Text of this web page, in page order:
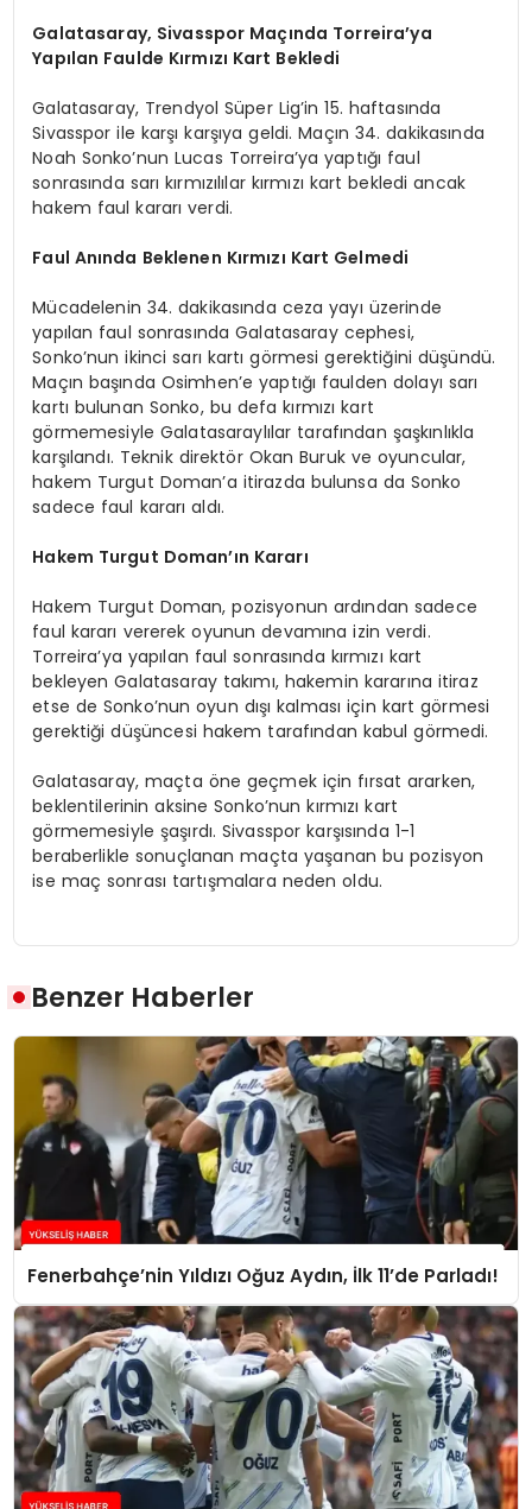
Galatasaray, Sivasspor Maçında Torreira’ya
Yapılan Faulde Kırmızı Kart Bekledi
Galatasaray, Trendyol Süper Lig’in 15. haftasında
Sivasspor ile karşı karşıya geldi. Maçın 34. dakikasında
Noah Sonko’nun Lucas Torreira’ya yaptığı faul
sonrasında sarı kırmızılılar kırmızı kart bekledi ancak
hakem faul kararı verdi.
Faul Anında Beklenen Kırmızı Kart Gelmedi
Mücadelenin 34. dakikasında ceza yayı üzerinde
yapılan faul sonrasında Galatasaray cephesi,
Sonko’nun ikinci sarı kartı görmesi gerektiğini düşündü.
Maçın başında Osimhen’e yaptığı faulden dolayı sarı
kartı bulunan Sonko, bu defa kırmızı kart
görmemesiyle Galatasaraylılar tarafından şaşkınlıkla
karşılandı. Teknik direktör Okan Buruk ve oyuncular,
hakem Turgut Doman’a itirazda bulunsa da Sonko
sadece faul kararı aldı.
Hakem Turgut Doman’ın Kararı
Hakem Turgut Doman, pozisyonun ardından sadece
faul kararı vererek oyunun devamına izin verdi.
Torreira’ya yapılan faul sonrasında kırmızı kart
bekleyen Galatasaray takımı, hakemin kararına itiraz
etse de Sonko’nun oyun dışı kalması için kart görmesi
gerektiği düşüncesi hakem tarafından kabul görmedi.
Galatasaray, maçta öne geçmek için fırsat ararken,
beklentilerinin aksine Sonko’nun kırmızı kart
görmemesiyle şaşırdı. Sivasspor karşısında 1-1
beraberlikle sonuçlanan maçta yaşanan bu pozisyon
ise maç sonrası tartışmalara neden oldu.
Benzer Haberler
Fenerbahçe’nin Yıldızı Oğuz Aydın, İlk 11’de Parladı!